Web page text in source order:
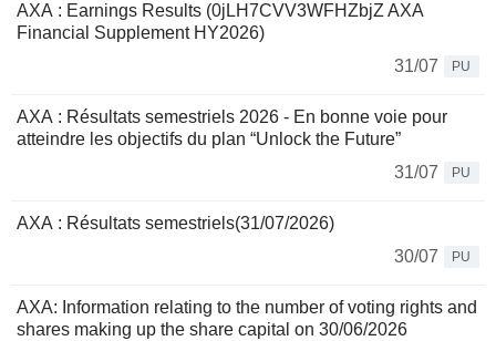
AXA : Earnings Results (0jLH7CVV3WFHZbjZ AXA
Financial Supplement HY2026)
31/07
PU
AXA : Résultats semestriels 2026 - En bonne voie pour
atteindre les objectifs du plan “Unlock the Future”
31/07
PU
AXA : Résultats semestriels(31/07/2026)
30/07
PU
AXA: Information relating to the number of voting rights and
shares making up the share capital on 30/06/2026